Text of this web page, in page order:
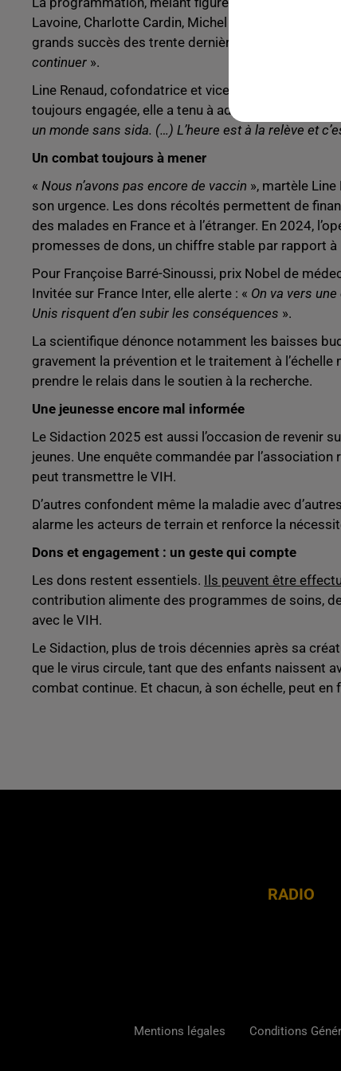
Lavoine, Charlotte Cardin, Michel Fugain, Aliocha
grands succès des trente dernières années seront
continuer ».
Line Renaud, cofondatrice et vice-présidente du
toujours engagée, elle a tenu à adresser un
un monde sans sida. (…) L’heure est à la relève et
Un combat toujours à mener
« Nous n’avons pas encore de vaccin », martèle
son urgence. Les dons récoltés permettent de
des malades en France et à l’étranger. En 2024,
promesses de dons, un chiffre stable par rapport à
Pour Françoise Barré-Sinoussi, prix Nobel de
Invitée sur France Inter, elle alerte : « On va vers
Unis risquent d’en subir les conséquences ».
La scientifique dénonce notamment les baisses
gravement la prévention et le traitement à l’échelle
prendre le relais dans le soutien à la recherche.
Une jeunesse encore mal informée
Le Sidaction 2025 est aussi l’occasion de revenir
jeunes. Une enquête commandée par
peut transmettre le VIH.
D’autres confondent même la maladie avec
alarme les acteurs de terrain et renforce la
Dons et engagement : un geste qui compte
Les dons restent essentiels. Ils peuvent être
contribution alimente des programmes de soins,
avec le VIH.
Le Sidaction, plus de trois décennies après sa
que le virus circule, tant que des enfants naissent
combat continue. Et chacun, à son échelle, peut en
RADIO
Mentions légales Conditions